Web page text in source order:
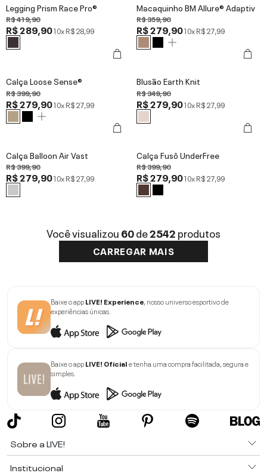
Legging Prism Race Pro®
R$ 419,90
R$ 289,9010xR$ 28,99
Macaquinho BM Allure® Adaptiv
R$ 359,90
R$ 279,9010xR$ 27,99
Calça Loose Sense®
R$ 399,90
R$ 279,9010xR$ 27,99
Blusão Earth Knit
R$ 349,90
R$ 279,9010xR$ 27,99
Calça Balloon Air Vast
R$ 399,90
R$ 279,9010xR$ 27,99
Calça Fusô UnderFree
R$ 399,90
R$ 279,9010xR$ 27,99
Você visualizou60de2542produtos
CARREGAR MAIS
Baixe o appLIVE! Experience , nosso universo esportivo de
experiências únicas.
Baixe o appLIVE! Oficiale tenha uma compra facilitada, segura e
simples.
Sobre a LIVE!
Institucional